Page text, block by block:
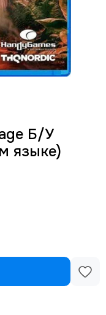
Б/У
языке)